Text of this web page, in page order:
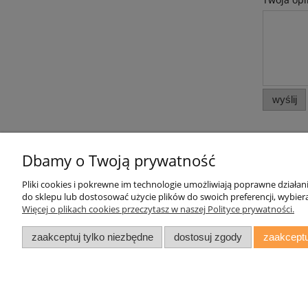
wyślij
Pomoc
Zwroty i reklamacje
Oświadczenie o Dostępności
Regulamin
Moje konto
Twoje zamówienia
Ustawienia konta
Przechowalnia
Dbamy o Twoją prywatność
Pliki cookies i pokrewne im technologie umożliwiają poprawne
do sklepu lub dostosować użycie plików do swoich preferencji,
Więcej o plikach cookies przeczytasz w naszej Polityce prywatności.
zaakceptuj tylko niezbędne dostosuj zgody